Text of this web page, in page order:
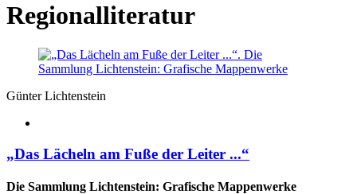
Regionalliteratur
Günter Lichtenstein
„Das Lächeln am Fuße der Leiter ...“
Die Sammlung Lichtenstein: Grafische Mappenwerke